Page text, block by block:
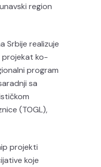
region
Srbije realizuje
projekat ko-
program
sa
(TOGL),
projekti
koje